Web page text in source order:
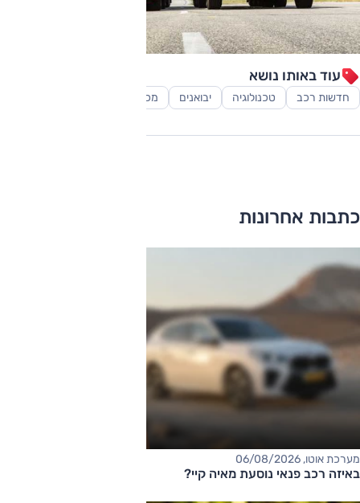
עוד באותו נושא
חדשות רכב טכנולוגיה יבואנים מכוניות אוטונומיות
כתבות אחרונות
מערכת אוטו, 06/08/2026
באיזה רכב פנאי נוסעת מאיה קיי?